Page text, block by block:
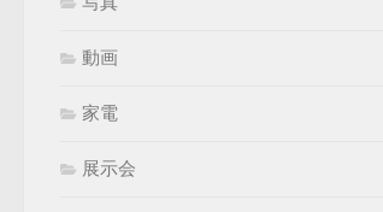
動画
家電
展示会